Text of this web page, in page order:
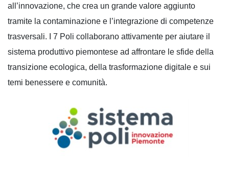
all’innovazione, che crea un grande valore aggiunto
tramite la contaminazione e l’integrazione di competenze
trasversali. I 7 Poli collaborano attivamente per aiutare il
sistema produttivo piemontese ad affrontare le sfide della
transizione ecologica, della trasformazione digitale e sui
temi benessere e comunità.